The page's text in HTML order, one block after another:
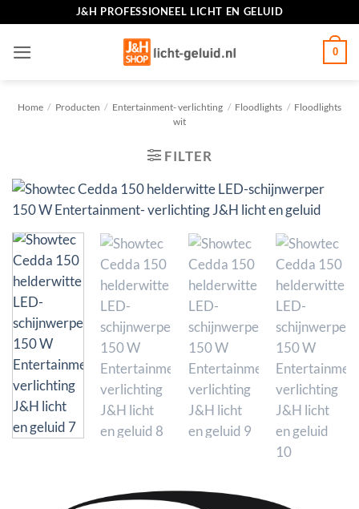
inhoud
J&H PROFESSIONEEL LICHT EN GELUID
0
Home / Producten / Entertainment- verlichting / Floodlights / Floodlights
wit
FILTER